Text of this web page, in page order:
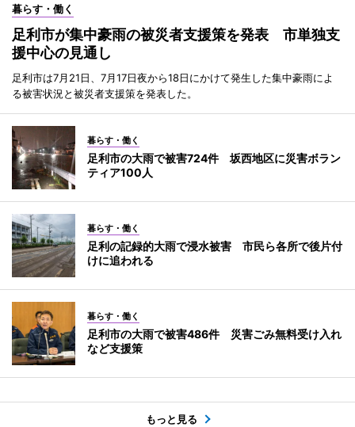
暮らす・働く
足利市が集中豪雨の被災者支援策を発表 市単独支
援中心の見通し
足利市は7月21日、7月17日夜から18日にかけて発生した集中豪雨によ
る被害状況と被災者支援策を発表した。
暮らす・働く
足利市の大雨で被害724件 坂西地区に災害ボラン
ティア100人
暮らす・働く
足利の記録的大雨で浸水被害 市民ら各所で後片付
けに追われる
暮らす・働く
足利市の大雨で被害486件 災害ごみ無料受け入れ
など支援策
もっと見る